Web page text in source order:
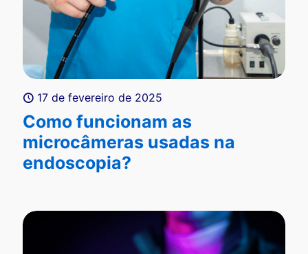
17 de fevereiro de 2025
Como funcionam as
microcâmeras usadas na
endoscopia?